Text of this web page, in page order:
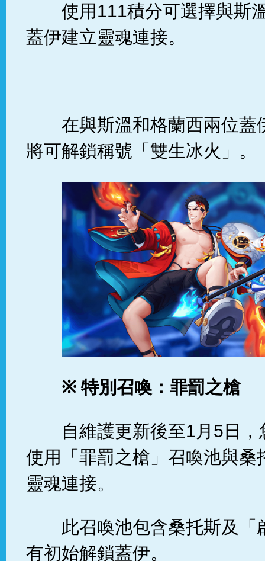
使用111積分可選擇與斯
蓋伊建立靈魂連接。
在與斯溫和格蘭西兩位蓋
將可解鎖稱號「雙生冰火」。
※ 特別召喚：罪罰之槍
自維護更新後至1月5日
使用「罪罰之槍」召喚池與桑
靈魂連接。
此召喚池包含桑托斯及「
有初始解鎖蓋伊。